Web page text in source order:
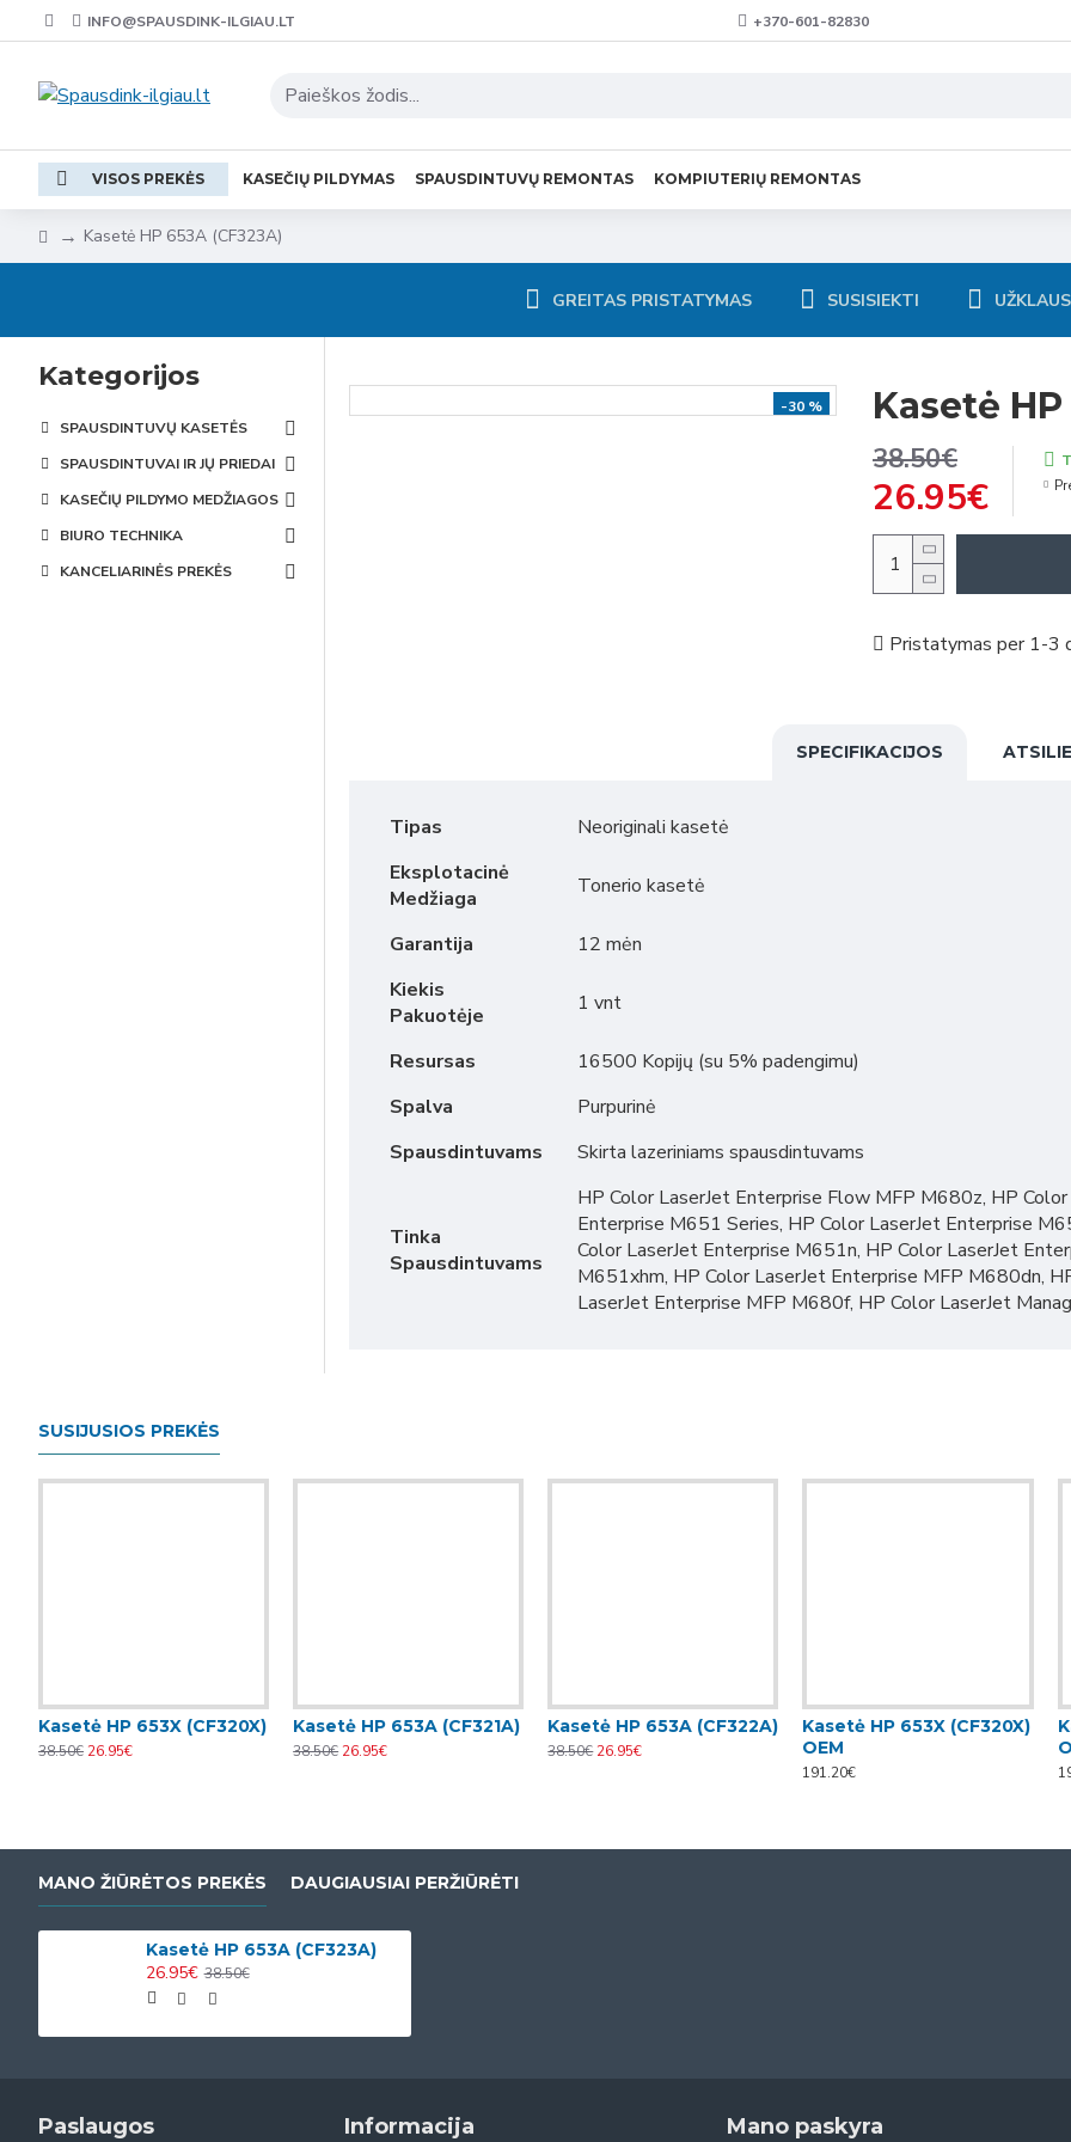
INFO@SPAUSDINK-ILGIAU.LT +370-601-82830
VISOS PREKĖS KASEČIŲ PILDYMAS SPAUSDINTUVŲ REMONTAS KOMPIUTERIŲ REMONTAS
Kasetė HP 653A (CF323A)
GREITAS PRISTATYMAS SUSISIEKTI
Kategorijos
SPAUSDINTUVŲ KASETĖS
SPAUSDINTUVAI IR JŲ PRIEDAI
KASEČIŲ PILDYMO MEDŽIAGOS
BIURO TECHNIKA
KANCELIARINĖS PREKĖS
-30 % Kasetė
38.50€
26.95€
Pristatymas per 1-3
SPECIFIKACIJOS
Tipas
Neoriginali kasetė
Eksplotacinė
Medžiaga
Tonerio kasetė
Garantija
12 mėn
Kiekis
Pakuotėje
1 vnt
Resursas
16500 Kopijų (su 5% padengimu)
Spalva
Purpurinė
Spausdintuvams
Skirta lazeriniams spausdintuvams
Tinka
Spausdintuvams
HP Color LaserJet Enterprise Flow MFP M680z, HP
Enterprise M651 Series, HP Color LaserJet Enterprise
Color LaserJet Enterprise M651n, HP Color LaserJet
M651xhm, HP Color LaserJet Enterprise MFP M680dn,
LaserJet Enterprise MFP M680f, HP Color LaserJet
SUSIJUSIOS PREKĖS
Kasetė HP 653X (CF320X)
38.50€ 26.95€
Kasetė HP 653A (CF321A)
38.50€ 26.95€
Kasetė HP 653A (CF322A)
38.50€ 26.95€
Kasetė HP 653X (CF320X)
OEM
191.20€
MANO ŽIŪRĖTOS PREKĖS DAUGIAUSIAI PERŽIŪRĖTI
Kasetė HP 653A (CF323A)
26.95€ 38.50€
Paslaugos Informacija Mano paskyra